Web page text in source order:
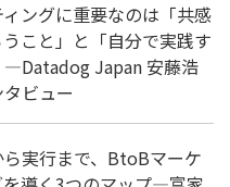
ングに重要なのは「共感
うこと」と「自分で実践す
―Datadog Japan 安藤浩
ビュー
実行まで、BtoBマーケ